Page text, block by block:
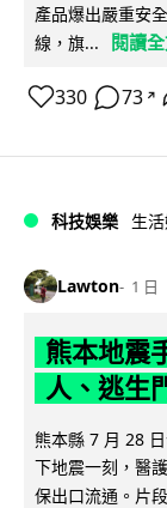
產品爆出嚴重安
線，旗...
閱讀
330 73 ↗
科技娛樂 生
Lawton 1 日
熊本地震
人、逃生
熊本縣 7 月 28
下地震一刻，醫
保出口流通。片